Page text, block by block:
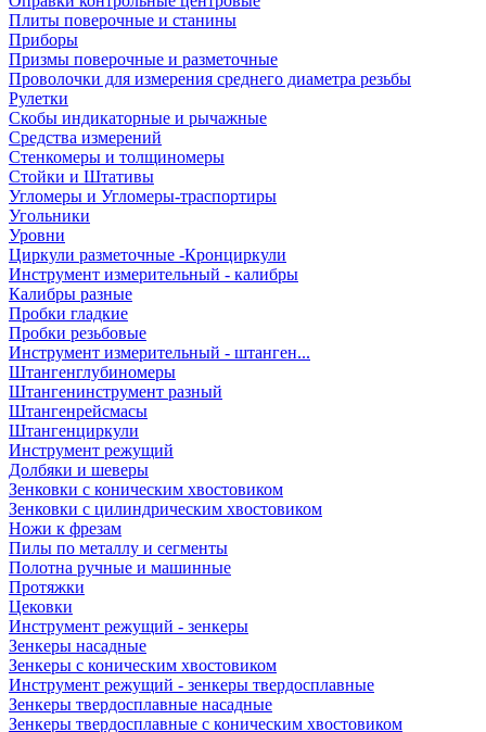
Плиты поверочные и станины
Приборы
Призмы поверочные и разметочные
Проволочки для измерения среднего диаметра резьбы
Рулетки
Скобы индикаторные и рычажные
Средства измерений
Стенкомеры и толщиномеры
Стойки и Штативы
Угломеры и Угломеры-траспортиры
Угольники
Уровни
Циркули разметочные -Кронциркули
Инструмент измерительный - калибры
Калибры разные
Пробки гладкие
Пробки резьбовые
Инструмент измерительный - штанген...
Штангенглубиномеры
Штангенинструмент разный
Штангенрейсмасы
Штангенциркули
Инструмент режущий
Долбяки и шеверы
Зенковки с коническим хвостовиком
Зенковки с цилиндрическим хвостовиком
Ножи к фрезам
Пилы по металлу и сегменты
Полотна ручные и машинные
Протяжки
Цековки
Инструмент режущий - зенкеры
Зенкеры насадные
Зенкеры с коническим хвостовиком
Инструмент режущий - зенкеры твердосплавные
Зенкеры твердосплавные насадные
Зенкеры твердосплавные с коническим хвостовиком